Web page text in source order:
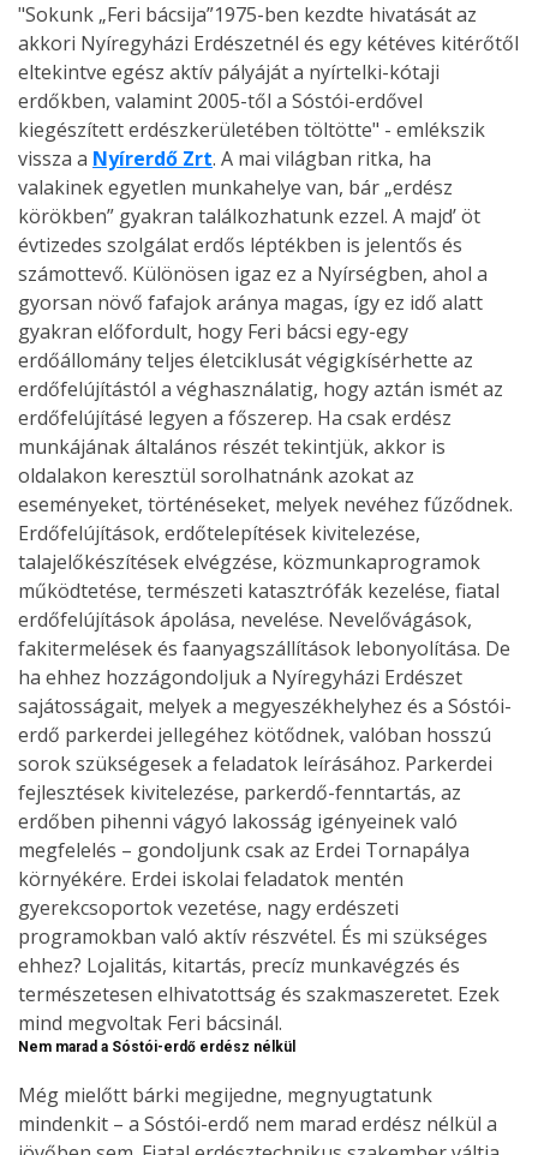
"Sokunk „Feri bácsija”1975-ben kezdte hivatását az
akkori Nyíregyházi Erdészetnél és egy kétéves kitérőtől
eltekintve egész aktív pályáját a nyírtelki-kótaji
erdőkben, valamint 2005-től a Sóstói-erdővel
kiegészített erdészkerületében töltötte" - emlékszik
vissza a Nyírerdő Zrt. A mai világban ritka, ha
valakinek egyetlen munkahelye van, bár „erdész
körökben” gyakran találkozhatunk ezzel. A majd’ öt
évtizedes szolgálat erdős léptékben is jelentős és
számottevő. Különösen igaz ez a Nyírségben, ahol a
gyorsan növő fafajok aránya magas, így ez idő alatt
gyakran előfordult, hogy Feri bácsi egy-egy
erdőállomány teljes életciklusát végigkísérhette az
erdőfelújítástól a véghasználatig, hogy aztán ismét az
erdőfelújításé legyen a főszerep. Ha csak erdész
munkájának általános részét tekintjük, akkor is
oldalakon keresztül sorolhatnánk azokat az
eseményeket, történéseket, melyek nevéhez fűződnek.
Erdőfelújítások, erdőtelepítések kivitelezése,
talajelőkészítések elvégzése, közmunkaprogramok
működtetése, természeti katasztrófák kezelése, fiatal
erdőfelújítások ápolása, nevelése. Nevelővágások,
fakitermelések és faanyagszállítások lebonyolítása. De
ha ehhez hozzágondoljuk a Nyíregyházi Erdészet
sajátosságait, melyek a megyeszékhelyhez és a Sóstói-
erdő parkerdei jellegéhez kötődnek, valóban hosszú
sorok szükségesek a feladatok leírásához. Parkerdei
fejlesztések kivitelezése, parkerdő-fenntartás, az
erdőben pihenni vágyó lakosság igényeinek való
megfelelés – gondoljunk csak az Erdei Tornapálya
környékére. Erdei iskolai feladatok mentén
gyerekcsoportok vezetése, nagy erdészeti
programokban való aktív részvétel. És mi szükséges
ehhez? Lojalitás, kitartás, precíz munkavégzés és
természetesen elhivatottság és szakmaszeretet. Ezek
mind megvoltak Feri bácsinál.
Nem marad a Sóstói-erdő erdész nélkül
Még mielőtt bárki megijedne, megnyugtatunk
mindenkit – a Sóstói-erdő nem marad erdész nélkül a